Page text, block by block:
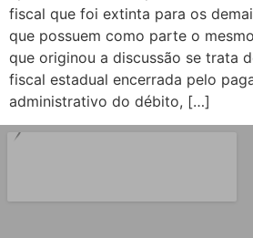
fiscal que foi extinta para os
que possuem como parte o
que originou a discussão se trata
fiscal estadual encerrada pelo
administrativo do débito, […]